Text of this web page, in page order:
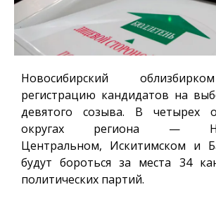
Новосибирский
регистрацию кандидатов на
девятого созыва. В четырех
округах региона —
Центральном, Искитимском и
будут бороться за места 34
политических партий.